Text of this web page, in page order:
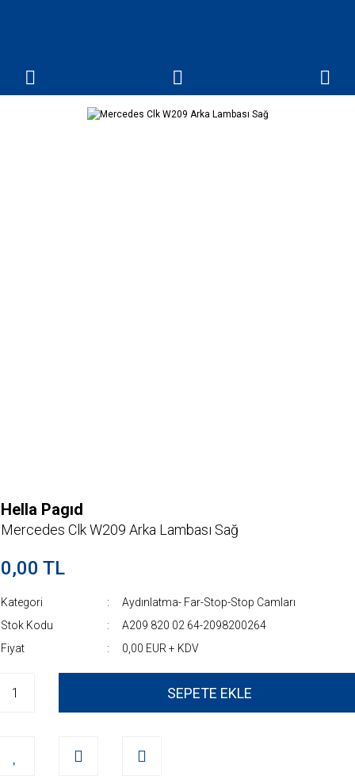
Hella Pagıd
Mercedes Clk W209 Arka Lambası Sağ
0,00 TL
Kategori
Aydınlatma- Far-Stop-Stop Camları
Stok Kodu
A209 820 02 64-2098200264
Fiyat
0,00 EUR + KDV
SEPETE EKLE